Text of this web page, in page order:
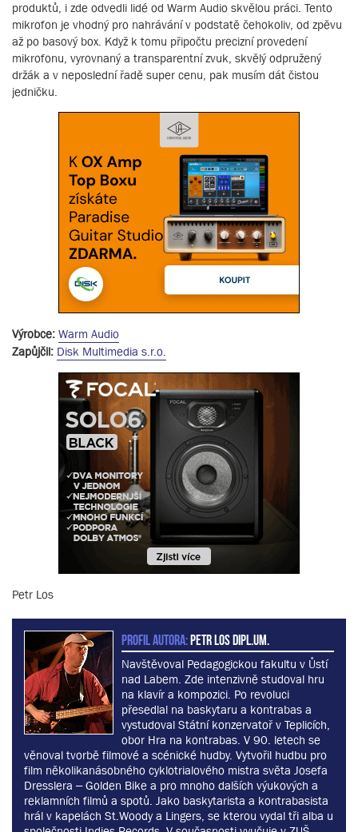
produktů, i zde odvedli lidé od Warm Audio skvělou práci. Tento
mikrofon je vhodný pro nahrávání v podstatě čehokoliv, od zpěvu
až po basový box. Když k tomu připočtu precizní provedení
mikrofonu, vyrovnaný a transparentní zvuk, skvělý odpružený
držák a v neposlední řadě super cenu, pak musím dát čistou
jedničku.
Výrobce: Warm Audio
Zapůjčil: Disk Multimedia s.r.o.
Petr Los
PROFIL AUTORA:Petr Los dipl.um.
Navštěvoval Pedagogickou fakultu v Ůstí
nad Labem. Zde intenzivně studoval hru
na klavír a kompozici. Po revoluci
přesedlal na baskytaru a kontrabas a
vystudoval Státní konzervatoř v Teplicích,
obor Hra na kontrabas. V 90. letech se
věnoval tvorbě filmové a scénické hudby. Vytvořil hudbu pro
film několikanásobného cyklotrialového mistra světa Josefa
Dresslera – Golden Bike a pro mnoho dalších výukových a
reklamních filmů a spotů. Jako baskytarista a kontrabasista
hrál v kapelách St.Woody a Lingers, se kterou vydal tři alba u